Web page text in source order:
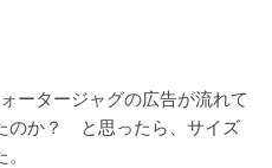
ータージャグの広告が流れて
のか？ と思ったら、サイズ